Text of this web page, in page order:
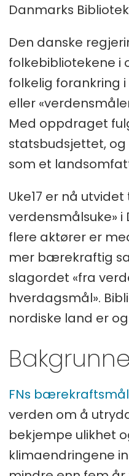
Danmarks
Den danske
folkebibliotekene i
folkelig forankring
eller
Med oppdraget
statsbudsjettet, og
som et
Uke17 er nå
verdensmålsuke»
flere aktører er
mer bærekraftig
slagordet «fra
hverdagsmål».
nordiske land er
FNs bærekraftsmål
verden om å
bekjempe ulikhet
klimaendringene